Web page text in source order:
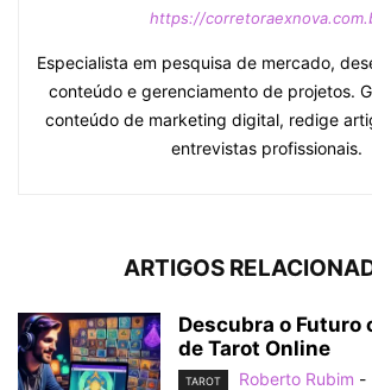
https://
Especialista em pesquisa de mercado,
conteúdo e gerenciamento de projetos.
conteúdo de marketing digital, redige
entrevistas profissionais.
ARTIGOS
Descubra o Futuro
de Tarot Online
TAROT Roberto Rubim -